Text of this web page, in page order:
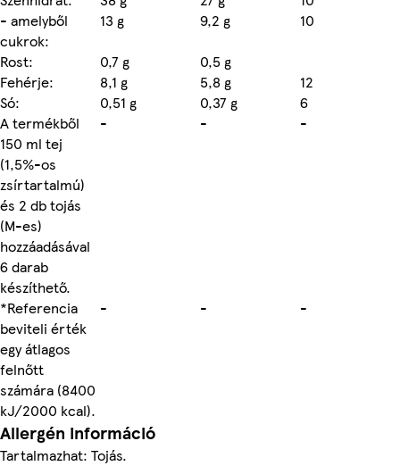
- amelyből
cukrok:
13 g 9,2 g
10
Rost:
0,7 g
0,5 g
Fehérje:
8,1 g 5,8 g
12
Só:
0,51 g 0,37 g
6
A termékből
150 ml tej
(1,5%-os
zsírtartalmú)
és 2 db tojás
(M-es)
hozzáadásával
6 darab
készíthető.
- - -
*Referencia
beviteli érték
egy átlagos
felnőtt
számára (8400
kJ/2000 kcal).
- - -
Allergén információ
Tartalmazhat: Tojás.